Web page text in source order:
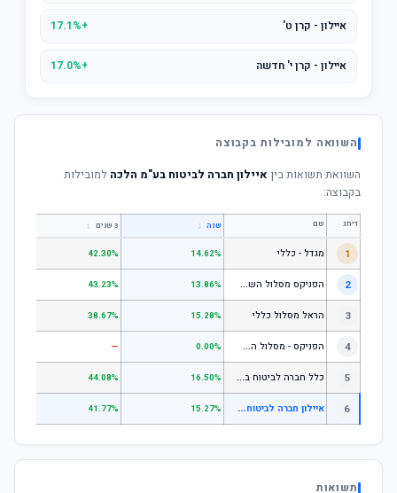
איילון - קרן ט' +17.1%
איילון - קרן י' חדשה +17.0%
השוואה למובילות בקבוצה
השוואת תשואות בין איילון חברה לביטוח בע"מ הלכה למובילות
בקבוצה:
דירוג שם שנה ↕ 3 שנים ↕
1 מגדל - כללי 14.62%
42.30%
2 ה
פניקס מסלול השקעה כללי 13.86%
43.23%
3 הראל מסלול כללי 15.28%
38.67%
4 ה
פניקס - מסלול השקעה בניהול אישי 0.00%
—
5 כ
לל חברה לביטוח בע"מ כללי 16.50%
44.08%
6 א
יילון חברה לביטוח בע"מ הלכה 15.27%
41.77%
תשואות